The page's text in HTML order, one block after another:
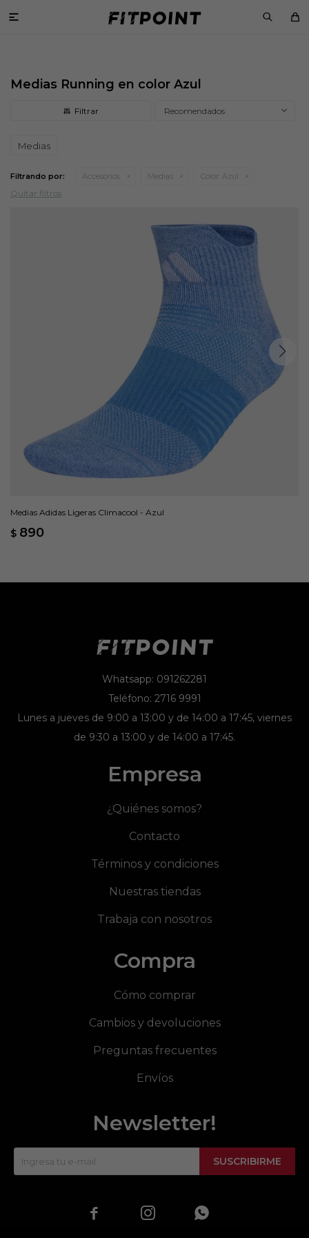

Medias Running en color Azul
Recomendados
Medias
Filtrando por: Accesorios Medias Color: Azul
Quitar filtros
Medias Adidas Ligeras Climacool - Azul
$ 890
Whatsapp: 091262281
Teléfono: 2716 9991
Lunes a jueves de 9:00 a 13:00 y de 14:00 a 17:45, viernes
de 9:30 a 13:00 y de 14:00 a 17:45.
Empresa
¿Quiénes somos?
Contacto
Términos y condiciones
Nuestras tiendas
Trabaja con nosotros
Compra
Cómo comprar
Cambios y devoluciones
Preguntas frecuentes
Envíos
Newsletter!
SUSCRIBIRME
  